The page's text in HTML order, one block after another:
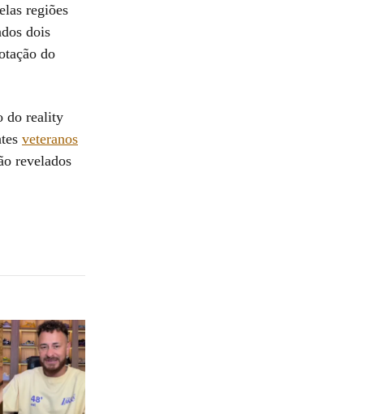
regiões
dois
do
do reality
veteranos
revelados